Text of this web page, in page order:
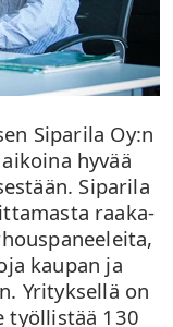
Siparila Oy:n
hyvää
Siparila
raaka-
kaupan ja
Yrityksellä on
työllistää 130